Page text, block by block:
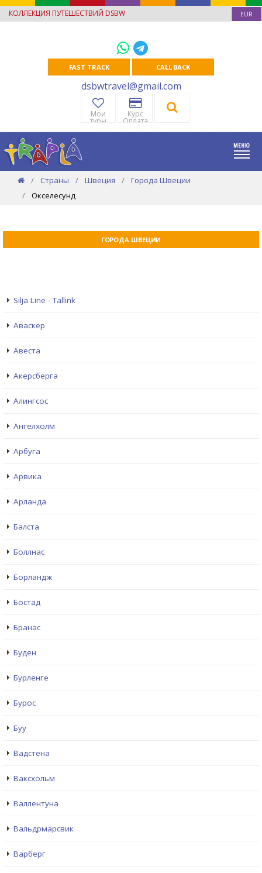
КОЛЛЕКЦИЯ ПУТЕШЕСТВИЙ DSBW EUR
FAST TRACK CALL BACK
dsbwtravel@gmail.com
Мои
туры
Курс
Оплата
Страны Швеция
Города Швеции
Окселесунд
ГОРОДА ШВЕЦИИ
Silja Line - Tallink
Аваскер
Авеста
Акерсберга
Алингсос
Ангелхолм
Арбуга
Арвика
Арланда
Балста
Боллнас
Борландж
Бостад
Бранас
Буден
Бурленге
Бурос
Буу
Вадстена
Ваксхольм
Валлентуна
Вальдрмарсвик
Варберг